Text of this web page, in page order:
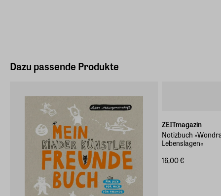
Dazu passende Produkte
ZEITmagazin
Notizbuch
Lebenslagen«
16,00 €